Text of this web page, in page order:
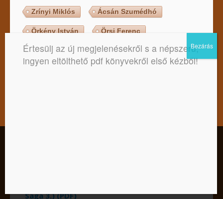
Zrínyi Miklós Ácsán Szumédhó
Örkény István Örsi Ferenc
Saga 3.) (PDF)
Értesülj az új megjelenésekről s a népszerű,
ingyen eltölthető pdf könyvekről első kézből!